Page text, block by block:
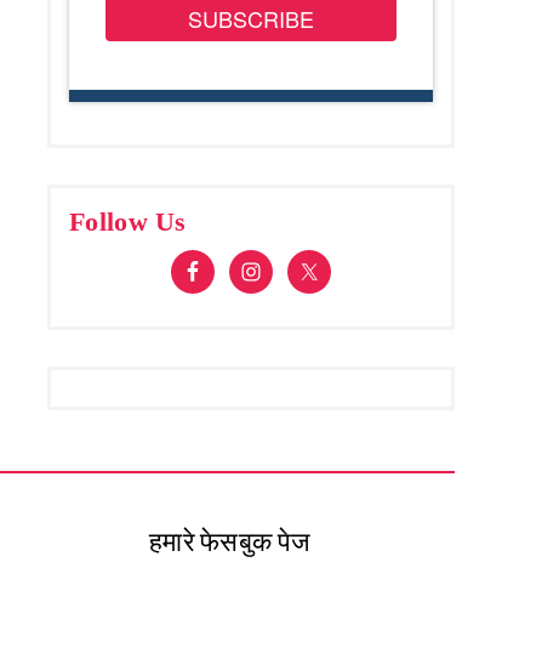
SUBSCRIBE
Follow Us
हमारे फेसबुक पेज